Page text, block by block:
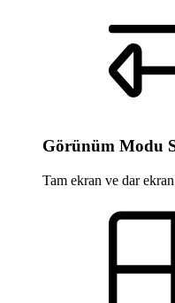
Görünüm Modu
Tam ekran ve dar ekran